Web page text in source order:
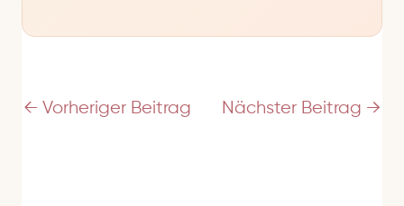
A
e
← Vorheriger Beitrag Nächster Beitrag →